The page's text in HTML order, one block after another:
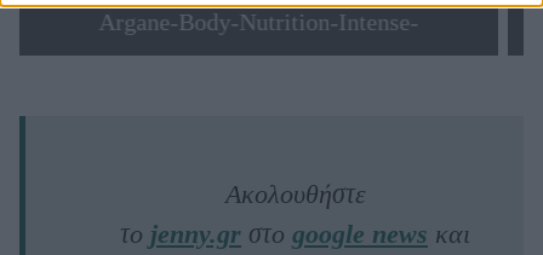
Argane-Body-Nutrition-Intense-
Ακολουθήστε
το jenny.gr στο google news και